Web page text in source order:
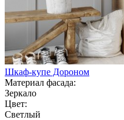
Шкаф-купе Дороном
Материал фасада:
Зеркало
Цвет:
Светлый